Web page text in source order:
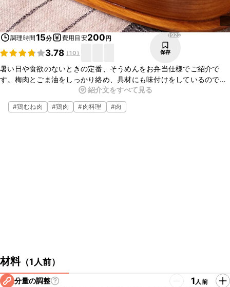
調理時間15分 費用目安200円
3.78 (10)
1922
保存
暑い日や食欲のないときの定番、そうめんをお弁当仕様でご紹介で
す。梅肉とごま油をしっかり絡め、具材にも味付けをしているので、
つゆを別添えする必要がなく、こぼれる心配もないですよ。お弁当に
ぜひ作ってみてくださいね。
紹介文をすべて見る
#鶏むね肉 #鶏肉 #肉料理 #肉
材料（1人前）
分量の調整 1人前